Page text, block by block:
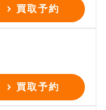
買取予約
買取予約